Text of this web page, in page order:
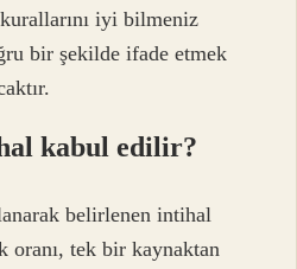
iyi bilmeniz
bir şekilde ifade etmek
kabul edilir?
belirlenen intihal
oranı, tek bir kaynaktan